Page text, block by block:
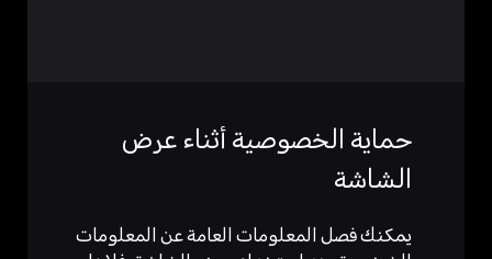
حماية الخصوصية أثناء عرض
الشاشة
يمكنك فصل المعلومات العامة عن المعلومات